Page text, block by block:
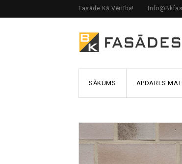
Fasāde Kā Vērtība!
SĀKUMS APDARES